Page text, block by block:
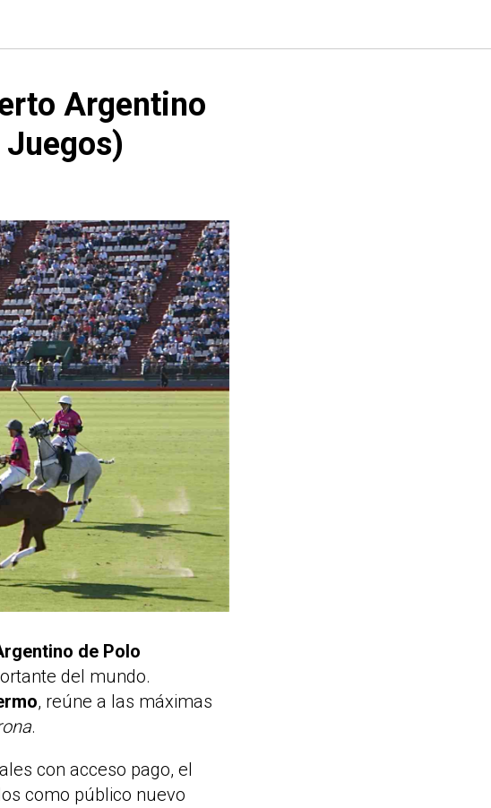
Argentino
de Polo
del mundo.
, reúne a las máximas
.
con acceso pago, el
como público nuevo